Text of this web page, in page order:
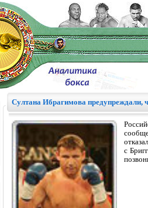
Султана Ибрагимова предупреждали,
с